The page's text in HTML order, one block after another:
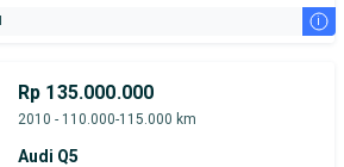
i
Rp 135.000.000
2010 - 110.000-115.000 km
Audi Q5